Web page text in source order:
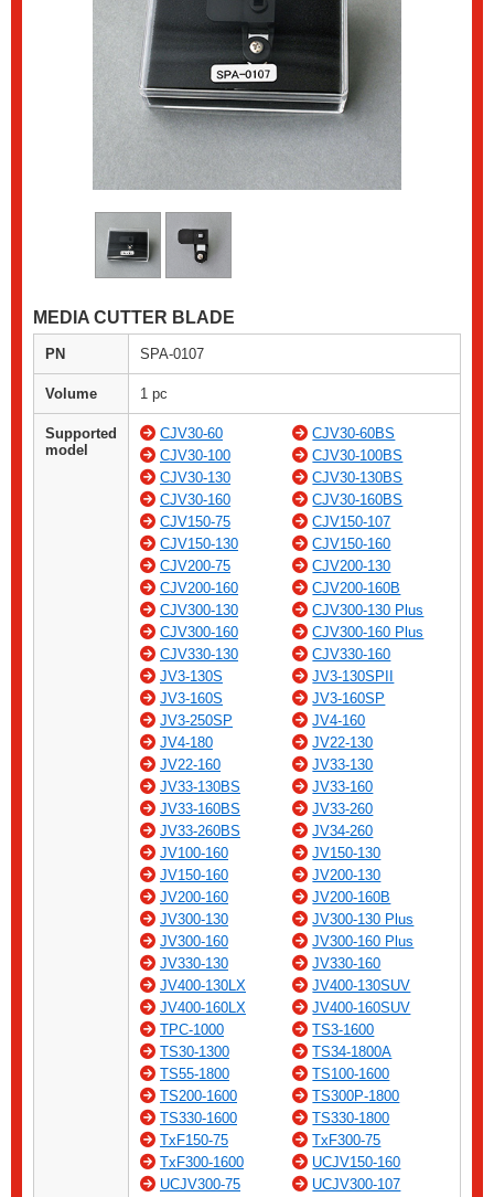
MEDIA CUTTER BLADE
PN SPA-0107
Volume 1 pc
Supported
model
CJV30-60
CJV30-60BS
CJV30-100
CJV30-100BS
CJV30-130
CJV30-130BS
CJV30-160
CJV30-160BS
CJV150-75
CJV150-107
CJV150-130
CJV150-160
CJV200-75
CJV200-130
CJV200-160
CJV200-160B
CJV300-130
CJV300-130 Plus
CJV300-160
CJV300-160 Plus
CJV330-130
CJV330-160
JV3-130S
JV3-130SPII
JV3-160S
JV3-160SP
JV3-250SP
JV4-160
JV4-180
JV22-130
JV22-160
JV33-130
JV33-130BS
JV33-160
JV33-160BS
JV33-260
JV33-260BS
JV34-260
JV100-160
JV150-130
JV150-160
JV200-130
JV200-160
JV200-160B
JV300-130
JV300-130 Plus
JV300-160
JV300-160 Plus
JV330-130
JV330-160
JV400-130LX
JV400-130SUV
JV400-160LX
JV400-160SUV
TPC-1000
TS3-1600
TS30-1300
TS34-1800A
TS55-1800
TS100-1600
TS200-1600
TS300P-1800
TS330-1600
TS330-1800
TxF150-75
TxF300-75
TxF300-1600
UCJV150-160
UCJV300-75
UCJV300-107